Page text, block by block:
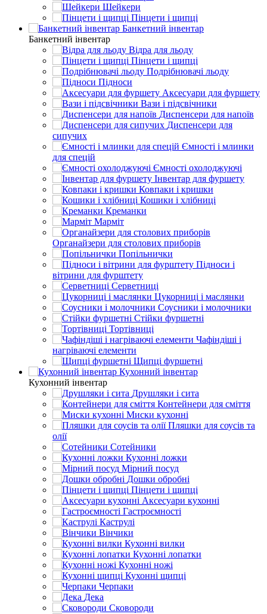
Шейкери
Пінцети і щипці
Банкетний інвентар
Банкетний інвентар
Відра для льоду
Пінцети і щипці
Подрібнювачі льоду
Підноси
Аксесуари для фуршету
Вази і підсвічники
Диспенсери для напоїв
Диспенсери для
сипучих
Ємності і млинки
для спецій
Ємності охолоджуючі
Інвентар для фуршету
Ковпаки і кришки
Кошики і хлібниці
Креманки
Марміт
Органайзери для столових приборів
Попільнички
Підноси і
вітрини для фурштету
Серветниці
Цукорниці і маслянки
Соусники і молочники
Стійки фуршетні
Тортівниці
Чафіндіші і
нагріваючі елементи
Щипці фуршетні
Кухонний інвентар
Кухонний інвентар
Друшляки і сита
Контейнери для сміття
Миски кухонні
Пляшки для соусів та
олії
Сотейники
Кухонні ложки
Мірний посуд
Дошки обробні
Пінцети і щипці
Аксесуари кухонні
Гастроємності
Каструлі
Вінчики
Кухонні вилки
Кухонні лопатки
Кухонні ножі
Кухонні щипці
Черпаки
Дека
Сковороди